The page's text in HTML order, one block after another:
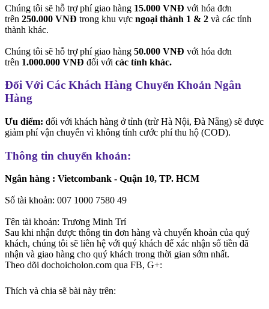
Chúng tôi sẽ hỗ trợ phí giao hàng 15.000 VNĐ với hóa đơn
trên 250.000 VNĐ trong khu vực ngoại thành 1 & 2 và các tỉnh
thành khác.
Chúng tôi sẽ hỗ trợ phí giao hàng 50.000 VNĐ với hóa đơn
trên 1.000.000 VNĐ đối với các tỉnh khác.
Đối Với Các Khách Hàng Chuyển Khoản Ngân
Hàng
Ưu điểm: đối với khách hàng ở tỉnh (trừ Hà Nội, Đà Nẵng) sẽ được
giảm phí vận chuyển vì không tính cước phí thu hộ (COD).
Thông tin chuyển khoản:
Ngân hàng : Vietcombank - Quận 10, TP. HCM
Số tài khoản: 007 1000 7580 49
Tên tài khoản: Trương Minh Trí
Sau khi nhận được thông tin đơn hàng và chuyển khoản của quý
khách, chúng tôi sẽ liên hệ với quý khách để xác nhận số tiền đã
nhận và giao hàng cho quý khách trong thời gian sớm nhất.
Theo dõi dochoicholon.com qua FB, G+:
Thích và chia sẽ bài này trên: